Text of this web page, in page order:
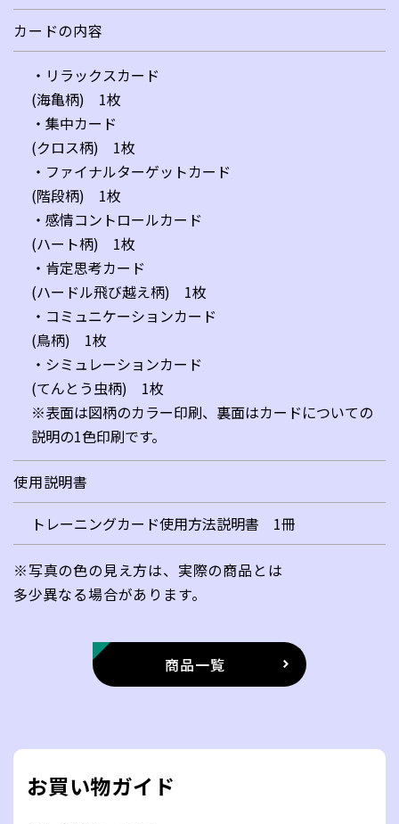
カードの内容
・リラックスカード
(海亀柄) 1枚
・集中カード
(クロス柄) 1枚
・ファイナルターゲットカード
(階段柄) 1枚
・感情コントロールカード
(ハート柄) 1枚
・肯定思考カード
(ハードル飛び越え柄) 1枚
・コミュニケーションカード
(鳥柄) 1枚
・シミュレーションカード
(てんとう虫柄) 1枚
※表面は図柄のカラー印刷、裏面はカードについての
説明の1色印刷です。
使用説明書
トレーニングカード使用方法説明書 1冊
※写真の色の見え方は、実際の商品とは
多少異なる場合があります。
商品一覧
お買い物ガイド